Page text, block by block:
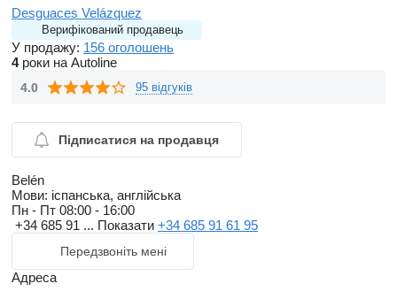
Desguaces Velázquez
Верифікований продавець
У продажу: 156 оголошень
4роки на Autoline
4.0 95 відгуків
Підписатися на продавця
Belén
Мови: іспанська, англійська
Пн - Пт 08:00 - 16:00
+34 685 91 ... Показати +34 685 91 61 95
Передзвоніть мені
Адреса